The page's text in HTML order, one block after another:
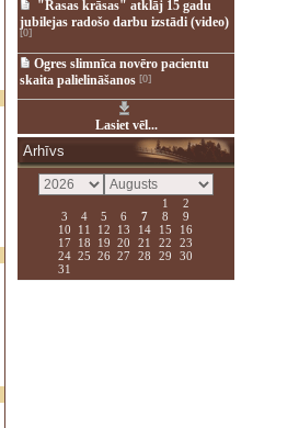
"Rasas krāsas" atklāj 15 gadu
jubilejas radošo darbu izstādi (video)
[0]
Ogres slimnīca novēro pacientu
skaita palielināšanos [0]
Lasiet vēl...
Arhīvs
1
2
3
4 5 6 7 8
9
10
11 12 13 14 15
16
17
18 19 20 21 22
23
24 25 26 27 28 29
30
31